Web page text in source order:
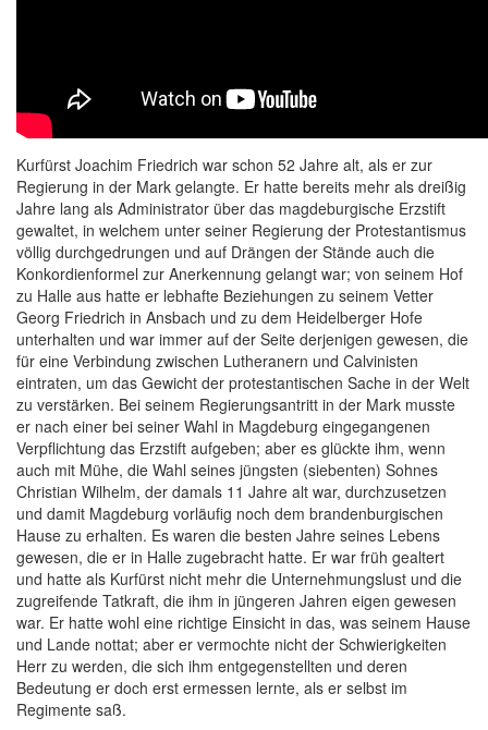
Kurfürst Joachim Friedrich war schon 52 Jahre alt, als er zur
Regierung in der Mark gelangte. Er hatte bereits mehr als dreißig
Jahre lang als Administrator über das magdeburgische Erzstift
gewaltet, in welchem unter seiner Regierung der Protestantismus
völlig durchgedrungen und auf Drängen der Stände auch die
Konkordienformel zur Anerkennung gelangt war; von seinem Hof
zu Halle aus hatte er lebhafte Beziehungen zu seinem Vetter
Georg Friedrich in Ansbach und zu dem Heidelberger Hofe
unterhalten und war immer auf der Seite derjenigen gewesen, die
für eine Verbindung zwischen Lutheranern und Calvinisten
eintraten, um das Gewicht der protestantischen Sache in der Welt
zu verstärken. Bei seinem Regierungsantritt in der Mark musste
er nach einer bei seiner Wahl in Magdeburg eingegangenen
Verpflichtung das Erzstift aufgeben; aber es glückte ihm, wenn
auch mit Mühe, die Wahl seines jüngsten (siebenten) Sohnes
Christian Wilhelm, der damals 11 Jahre alt war, durchzusetzen
und damit Magdeburg vorläufig noch dem brandenburgischen
Hause zu erhalten. Es waren die besten Jahre seines Lebens
gewesen, die er in Halle zugebracht hatte. Er war früh gealtert
und hatte als Kurfürst nicht mehr die Unternehmungslust und die
zugreifende Tatkraft, die ihm in jüngeren Jahren eigen gewesen
war. Er hatte wohl eine richtige Einsicht in das, was seinem Hause
und Lande nottat; aber er vermochte nicht der Schwierigkeiten
Herr zu werden, die sich ihm entgegenstellten und deren
Bedeutung er doch erst ermessen lernte, als er selbst im
Regimente saß.